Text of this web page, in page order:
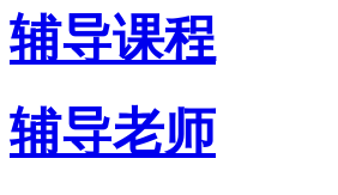
辅导课程
辅导老师